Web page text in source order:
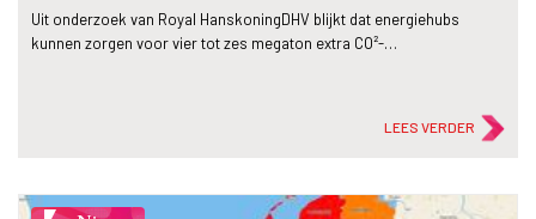
Uit onderzoek van Royal HanskoningDHV blijkt dat energiehubs
kunnen zorgen voor vier tot zes megaton extra CO²-…
LEES VERDER